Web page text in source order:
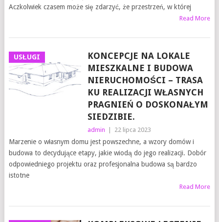
Aczkolwiek czasem może się zdarzyć, że przestrzeń, w której
Read More
USŁUGI
KONCEPCJE NA LOKALE
MIESZKALNE I BUDOWA
NIERUCHOMOŚCI – TRASA
KU REALIZACJI WŁASNYCH
PRAGNIEŃ O DOSKONAŁYM
SIEDZIBIE.
admin 22 lipca 2023
Marzenie o własnym domu jest powszechne, a wzory domów i
budowa to decydujące etapy, jakie wiodą do jego realizacji. Dobór
odpowiedniego projektu oraz profesjonalna budowa są bardzo
istotne
Read More